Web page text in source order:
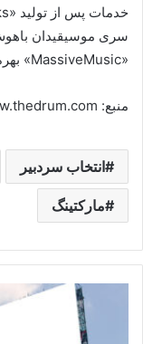
سری موسیقیدان
«MassiveMusic» بهره برد.
منبع: www.thedrum.com
انتخاب سردبیر
مارکتینگ